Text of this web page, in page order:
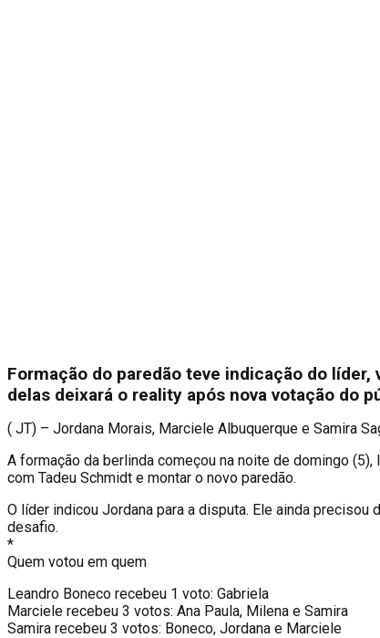
Formação do paredão teve indicação do
delas deixará o reality após nova votação do
( JT) – Jordana Morais, Marciele Albuquerque e Samira
A formação da berlinda começou na noite de domingo
com Tadeu Schmidt e montar o novo paredão.
O líder indicou Jordana para a disputa. Ele ainda
desafio.
*
Quem votou em quem
Leandro Boneco recebeu 1 voto: Gabriela
Marciele recebeu 3 votos: Ana Paula, Milena e Samira
Samira recebeu 3 votos: Boneco, Jordana e Marciele